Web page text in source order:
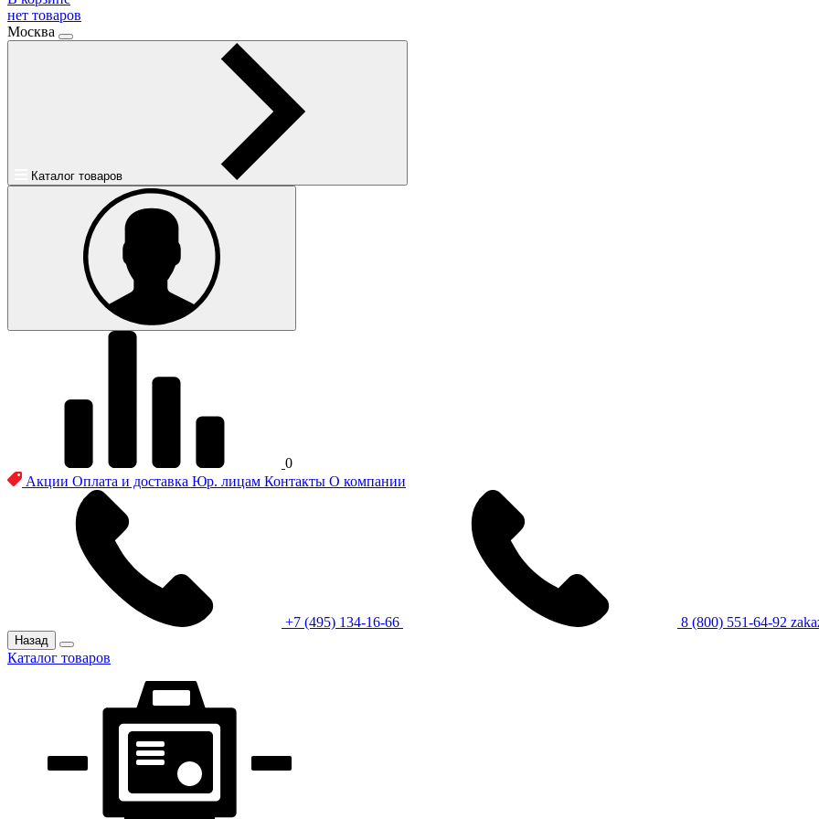
нет товаров
Москва
Каталог товаров
0
Акции Оплата и доставка Юр. лицам Контакты О компании
+7 (495) 134-16-66 8 (800) 551-64-92
Назад
Каталог товаров